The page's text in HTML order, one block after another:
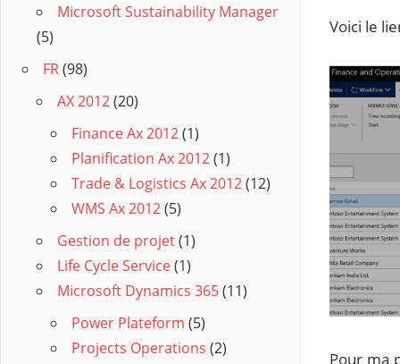
Voici le
Pour ma
Microsoft Sustainability Manager
(5)
FR(98)
AX 2012(20)
Finance Ax 2012(1)
Planification Ax 2012(1)
Trade & Logistics Ax 2012(12)
WMS Ax 2012(5)
Gestion de projet(1)
Life Cycle Service(1)
Microsoft Dynamics 365(11)
Power Plateform (5)
Projects Operations (2)